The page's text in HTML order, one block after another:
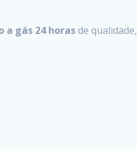
gás 24 horasde qualidade,